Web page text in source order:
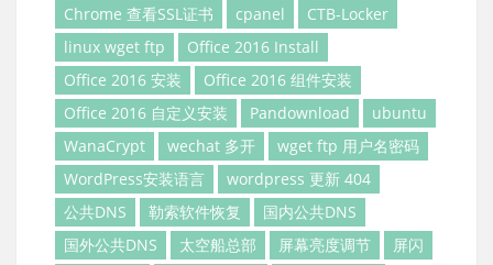
Chrome 查看SSL证书
cpanel
CTB-Locker
linux wget ftp
Office 2016 Install
Office 2016 安装
Office 2016 组件安装
Office 2016 自定义安装
Pandownload
ubuntu
WanaCrypt
wechat 多开
wget ftp 用户名密码
WordPress安装语言
wordpress 更新 404
公共DNS
勒索软件恢复
国内公共DNS
国外公共DNS
太空船总部 屏幕亮度调节
屏闪